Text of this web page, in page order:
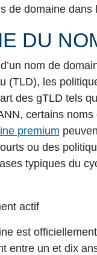
de domaine dans
DU
nom de
(TLD), les
des gTLD tels
certains noms
premium
ou des
typiques du
actif
est
entre un et dix